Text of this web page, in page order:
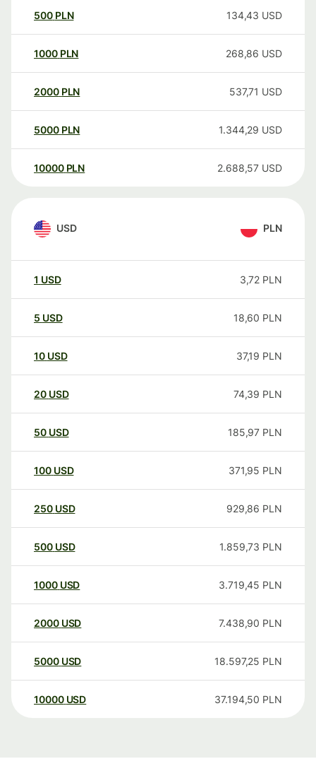
500 PLN 134,43 USD
1000 PLN 268,86 USD
2000 PLN 537,71 USD
5000 PLN 1.344,29 USD
10000 PLN 2.688,57 USD
USD PLN
1 USD 3,72 PLN
5 USD 18,60 PLN
10 USD 37,19 PLN
20 USD 74,39 PLN
50 USD 185,97 PLN
100 USD 371,95 PLN
250 USD 929,86 PLN
500 USD 1.859,73 PLN
1000 USD 3.719,45 PLN
2000 USD 7.438,90 PLN
5000 USD 18.597,25 PLN
10000 USD 37.194,50 PLN